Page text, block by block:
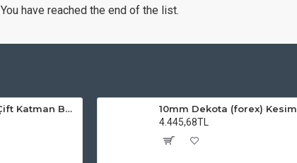
You have reached the end of the list.
5mm Dekota Çift Katman Baskı
10mm Dekota (forex) Kesim
4.445,68TL